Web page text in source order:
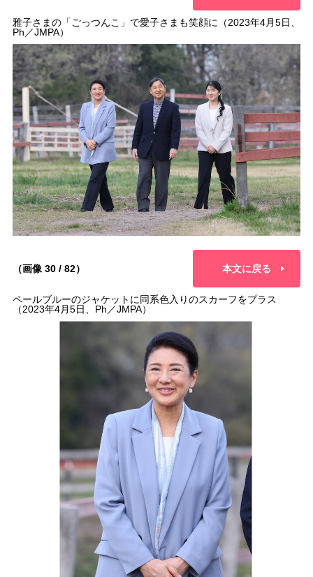
雅子さまの「ごっつんこ」で愛子さまも笑顔に（2023年4月5日、
Ph／JMPA）
（画像 30 / 82） 本文に戻る
ペールブルーのジャケットに同系色入りのスカーフをプラス
（2023年4月5日、Ph／JMPA）